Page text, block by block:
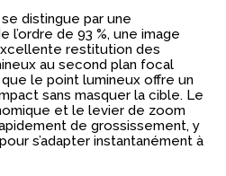
distingue par une
l’ordre de 93 %, une image
restitution des
au second plan focal
le point lumineux offre un
sans masquer la cible. Le
et le levier de zoom
de grossissement, y
s’adapter instantanément à